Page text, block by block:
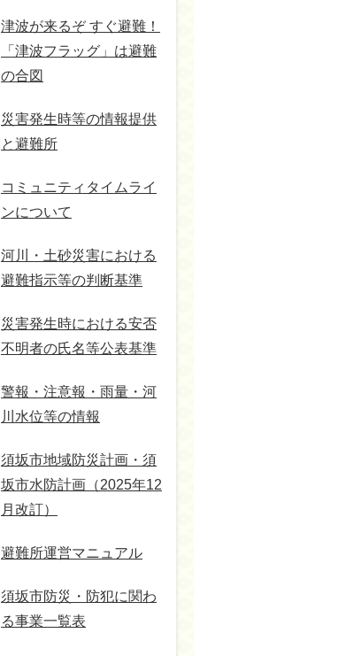
津波が来るぞ すぐ避難！
「津波フラッグ」は避難
の合図
災害発生時等の情報提供
と避難所
コミュニティタイムライ
ンについて
河川・土砂災害における
避難指示等の判断基準
災害発生時における安否
不明者の氏名等公表基準
警報・注意報・雨量・河
川水位等の情報
須坂市地域防災計画・須
坂市水防計画（2025年12
月改訂）
避難所運営マニュアル
須坂市防災・防犯に関わ
る事業一覧表